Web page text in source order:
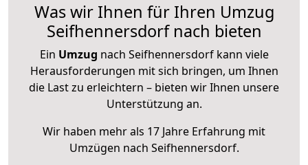
Was wir Ihnen für Ihren Umzug
Seifhennersdorf nach bieten
Ein Umzug nach Seifhennersdorf kann viele
Herausforderungen mit sich bringen, um Ihnen
die Last zu erleichtern – bieten wir Ihnen unsere
Unterstützung an.
Wir haben mehr als 17 Jahre Erfahrung mit
Umzügen nach Seifhennersdorf.